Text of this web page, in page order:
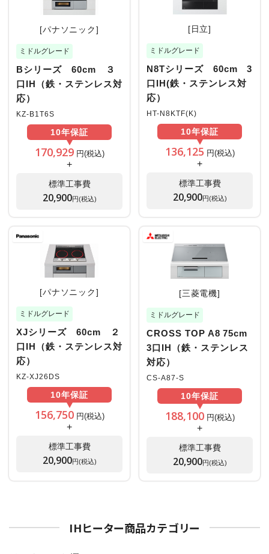
[パナソニック]
ミドルグレード
Bシリーズ 60cm ３
口IH（鉄・ステンレス対
応）
KZ-B1T6S
10年保証
170,929円(税込)
+
標準工事費
20,900円(税込)
[日立]
ミドルグレード
N8Tシリーズ 60cm 3
口IH(鉄・ステンレス対
応）
HT-N8KTF(K)
10年保証
136,125 円(税込)
+
標準工事費
20,900円(税込)
[パナソニック]
ミドルグレード
XJシリーズ 60cm ２
口IH（鉄・ステンレス対
応）
KZ-XJ26DS
10年保証
156,750円(税込)
+
標準工事費
20,900円(税込)
[三菱電機]
ミドルグレード
CROSS TOP A8 75cm
3口IH（鉄・ステンレス
対応）
CS-A87-S
10年保証
188,100円(税込)
+
標準工事費
20,900円(税込)
IHヒーター商品カテゴリー